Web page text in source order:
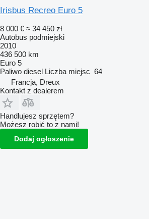
Irisbus Recreo Euro 5
8 000 € ≈ 34 450 zł
Autobus podmiejski
2010
436 500 km
Euro 5
Paliwo diesel Liczba miejsc 64
Francja, Dreux
Kontakt z dealerem
Handlujesz sprzętem?
Możesz robić to z nami!
Dodaj ogłoszenie